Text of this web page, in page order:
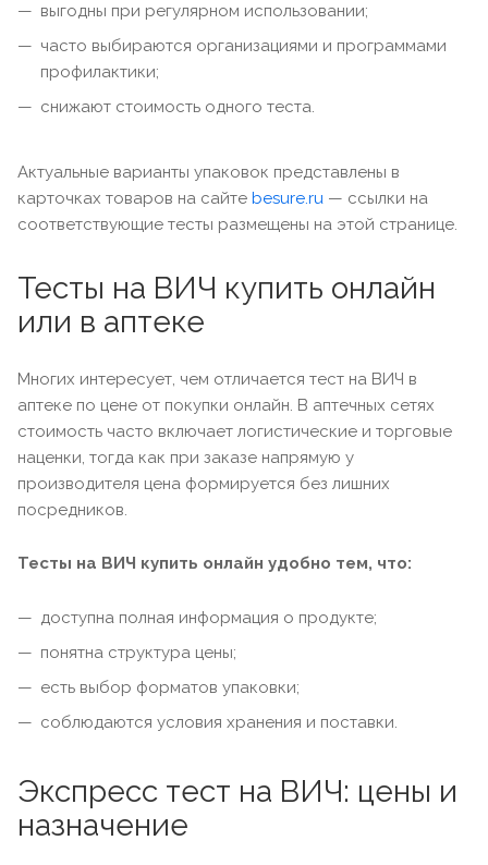
выгодны при регулярном использовании;
часто выбираются организациями и программами
профилактики;
снижают стоимость одного теста.
Актуальные варианты упаковок представлены в
карточках товаров на сайте besure.ru — ссылки на
соответствующие тесты размещены на этой странице.
Тесты на ВИЧ купить онлайн
или в аптеке
Многих интересует, чем отличается тест на ВИЧ в
аптеке по цене от покупки онлайн. В аптечных сетях
стоимость часто включает логистические и торговые
наценки, тогда как при заказе напрямую у
производителя цена формируется без лишних
посредников.
Тесты на ВИЧ купить онлайн удобно тем, что:
доступна полная информация о продукте;
понятна структура цены;
есть выбор форматов упаковки;
соблюдаются условия хранения и поставки.
Экспресс тест на ВИЧ: цены и
назначение